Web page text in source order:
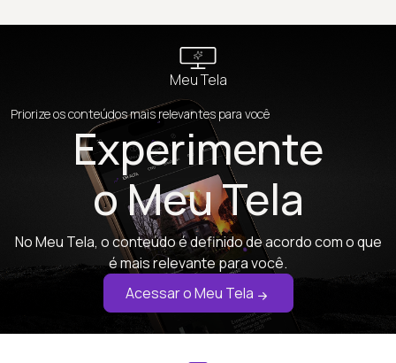
Meu Tela
Priorize os conteúdos mais relevantes para você
Experimente
o Meu Tela
No Meu Tela, o conteúdo é definido de acordo com o que
é mais relevante para você.
Acessar o Meu Tela